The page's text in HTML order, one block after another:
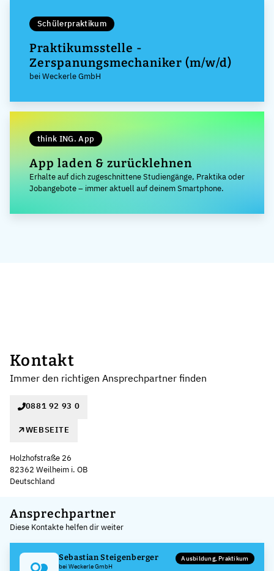
Schülerpraktikum
Praktikumsstelle -
Zerspanungsmechaniker (m/w/d)
bei Weckerle GmbH
think ING. App
App laden & zurücklehnen
Erhalte auf dich zugeschnittene Studiengänge, Praktika oder
Jobangebote – immer aktuell auf deinem Smartphone.
Kontakt
Immer den richtigen Ansprechpartner finden
0881 92 93 0
WEBSEITE
Holzhofstraße 26
82362 Weilheim i. OB
Deutschland
+
−
Ansprechpartner
Diese Kontakte helfen dir weiter
Sebastian Steigenberger
bei Weckerle GmbH
Ausbildung, Praktikum